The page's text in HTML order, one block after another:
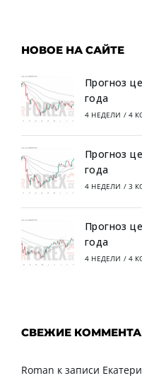
НОВОЕ НА САЙТЕ
Прогноз
года
4 НЕДЕЛИ / 4
Прогноз
года
4 НЕДЕЛИ / 3
Прогноз
года
4 НЕДЕЛИ / 4
СВЕЖИЕ
Roman к записи